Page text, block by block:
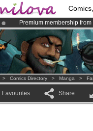
Premium membership from
AmilovaKickstarter is now
Already 100000members
> Comics Directory > Manga >
Favourites Share